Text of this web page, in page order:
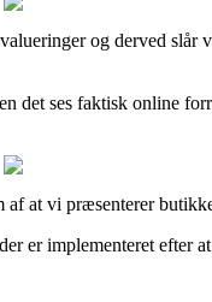
og derved slår
ses faktisk online
at vi præsenterer
implementeret efter